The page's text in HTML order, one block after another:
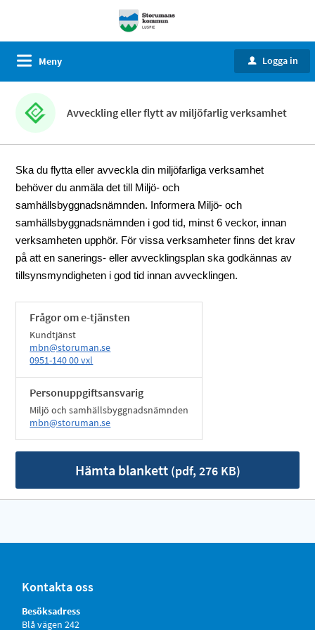
Meny u Logga in
Avveckling eller flytt av miljöfarlig verksamhet
Ska du flytta eller avveckla din miljöfarliga verksamhet
behöver du anmäla det till Miljö- och
samhällsbyggnadsnämnden. Informera Miljö- och
samhällsbyggnadsnämnden i god tid, minst 6 veckor, innan
verksamheten upphör. För vissa verksamheter finns det krav
på att en sanerings- eller avvecklingsplan ska godkännas av
tillsynsmyndigheten i god tid innan avvecklingen.
Frågor om e-tjänsten
Kundtjänst
mbn@storuman.se
0951-140 00 vxl
Personuppgiftsansvarig
Miljö och samhällsbyggnadsnämnden
mbn@storuman.se
Hämta blankett(pdf, 276 KB)
Kontakta oss
Besöksadress
Blå vägen 242